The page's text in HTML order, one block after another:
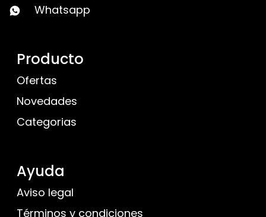
Whatsapp
Producto
Ofertas
Novedades
Categorias
Ayuda
Aviso legal
Términos y condiciones